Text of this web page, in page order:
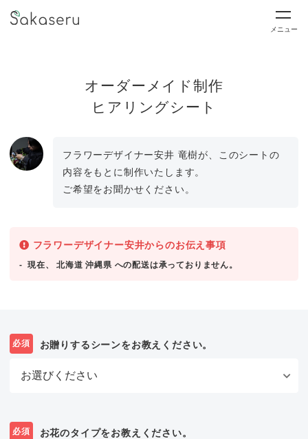
メニュー
オーダーメイド制作
ヒアリングシート
フラワーデザイナー安井 竜樹が、このシートの
内容をもとに制作いたします。
ご希望をお聞かせください。
フラワーデザイナー安井からのお伝え事項
現在、 北海道 沖縄県 への配送は承っておりません。
必須 お贈りするシーンをお教えください。
必須 お花のタイプをお教えください。